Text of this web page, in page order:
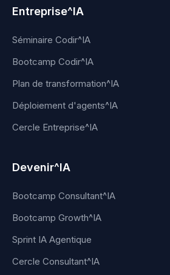
Entreprise^IA
Séminaire Codir^IA
Bootcamp Codir^IA
Plan de transformation^IA
Déploiement d'agents^IA
Cercle Entreprise^IA
Devenir^IA
Bootcamp Consultant^IA
Bootcamp Growth^IA
Sprint IA Agentique
Cercle Consultant^IA